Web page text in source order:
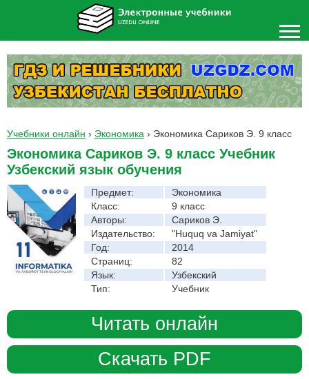
Учебники онлайн › Экономика › Экономика Сариков Э. 9 класс
Экономика Сариков Э. 9 класс Учебник
Узбекский язык обучения
Предмет:
Экономика
Класс:
9 класс
Авторы:
Сариков Э.
Издательство:
"Huquq va Jamiyat"
Год:
2014
Страниц:
82
Язык:
Узбекский
Тип:
Учебник
Читать онлайн
Скачать PDF